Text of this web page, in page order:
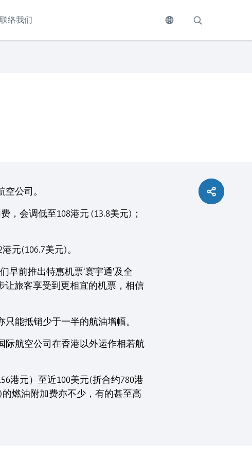
联络我们
公司。
，会调低至108港元 (13.8美元)；
元(106.7美元)。
前推出特惠机票‘寰宇通’及全
让旅客享受到更相宜的机票，相信
能抵销少于一半的航油增幅。
际航空公司在香港以外运作相若航
港元）至近100美元(折合约780港
燃油附加费亦不少，有的甚至高